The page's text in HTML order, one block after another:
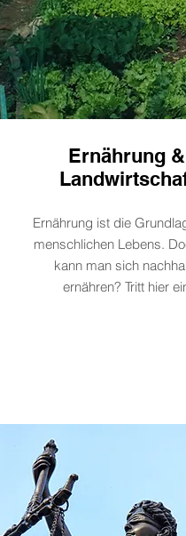
Ernährung &
Ernährung ist die
menschlichen Lebens.
kann man sich
ernähren? Tritt hier